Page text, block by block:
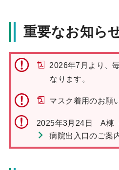
重要なお知ら
2026年7月より、
なります。
マスク着用のお願
2025年3月24日 A棟
病院出入口のご案